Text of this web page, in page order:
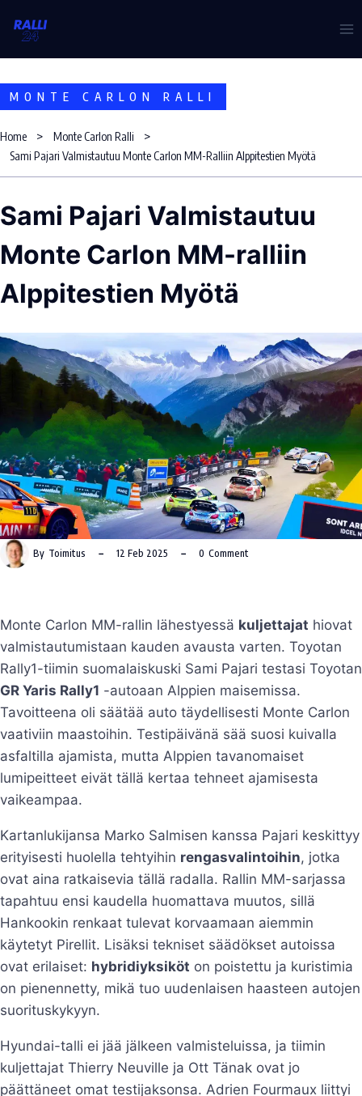
MONTE CARLON RALLI
Home
Monte Carlon Ralli
Sami Pajari Valmistautuu Monte Carlon MM-Ralliin Alppitestien Myötä
Sami Pajari Valmistautuu
Monte Carlon MM-ralliin
Alppitestien Myötä
By Toimitus 12 Feb 2025 0 Comment
Monte Carlon MM-rallin lähestyessä kuljettajat hiovat
valmistautumistaan kauden avausta varten. Toyotan
Rally1-tiimin suomalaiskuski Sami Pajari testasi Toyotan
GR Yaris Rally1 -autoaan Alppien maisemissa.
Tavoitteena oli säätää auto täydellisesti Monte Carlon
vaativiin maastoihin. Testipäivänä sää suosi kuivalla
asfaltilla ajamista, mutta Alppien tavanomaiset
lumipeitteet eivät tällä kertaa tehneet ajamisesta
vaikeampaa.
Kartanlukijansa Marko Salmisen kanssa Pajari keskittyy
erityisesti huolella tehtyihin rengasvalintoihin, jotka
ovat aina ratkaisevia tällä radalla. Rallin MM-sarjassa
tapahtuu ensi kaudella huomattava muutos, sillä
Hankookin renkaat tulevat korvaamaan aiemmin
käytetyt Pirellit. Lisäksi tekniset säädökset autoissa
ovat erilaiset: hybridiyksiköt on poistettu ja kuristimia
on pienennetty, mikä tuo uudenlaisen haasteen autojen
suorituskykyyn.
Hyundai-talli ei jää jälkeen valmisteluissa, ja tiimin
kuljettajat Thierry Neuville ja Ott Tänak ovat jo
päättäneet omat testijaksonsa. Adrien Fourmaux liittyi